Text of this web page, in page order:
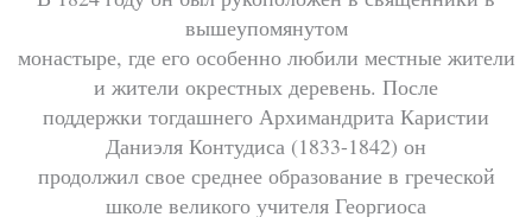
вышеупомянутом
монастыре, где его особенно любили местные жители
и жители окрестных деревень. После
поддержки тогдашнего Архимандрита Каристии
Даниэля Контудиса (1833-1842) он
продолжил свое среднее образование в греческой
школе великого учителя Георгиоса